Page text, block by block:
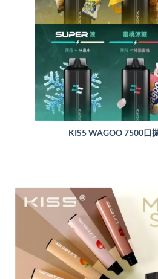
KIS5 WAGOO 7500口